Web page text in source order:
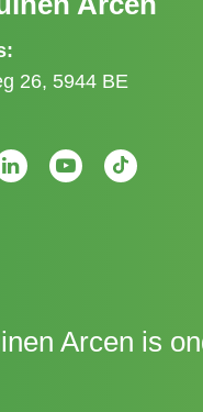
26, 5944 BE
Arcen is